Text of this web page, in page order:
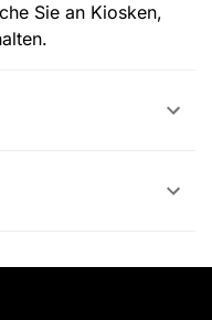
Sie an Kiosken,